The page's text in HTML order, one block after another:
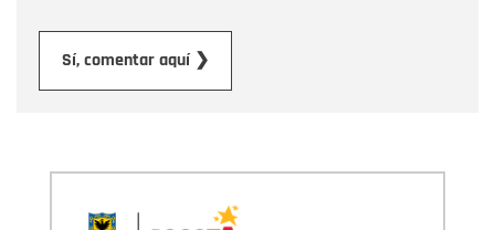
Sí, comentar aquí ❯